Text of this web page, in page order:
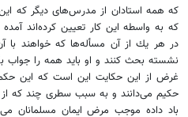
كه همه استادان از مدرس‌هاى ديگر كه
كه به واسطه اين كار تعيين كرده‌اند
در هر يك از آن مسأله‌ها كه خواهند با
نشسته بحث كنند و او بايد همه را جواب
غرض از اين حكايت اين است كه اين
حكيم مى‌دانند و به سبب سطرى چند كه از
باد داده موجب مرض ايمان مسلمانان